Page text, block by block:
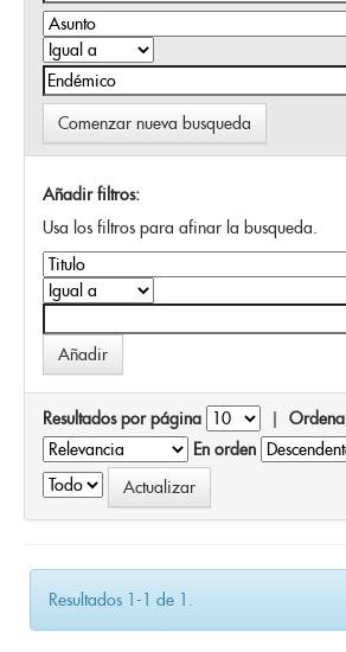
Comenzar nueva busqueda
Añadir filtros:
Usa los filtros para afinar la busqueda.
Resultados por página |
En orden
Resultados 1-1 de 1.